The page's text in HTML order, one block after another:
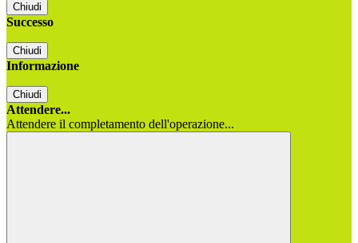
Chiudi
Successo
Chiudi
Informazione
Chiudi
Attendere...
Attendere il completamento dell'operazione...